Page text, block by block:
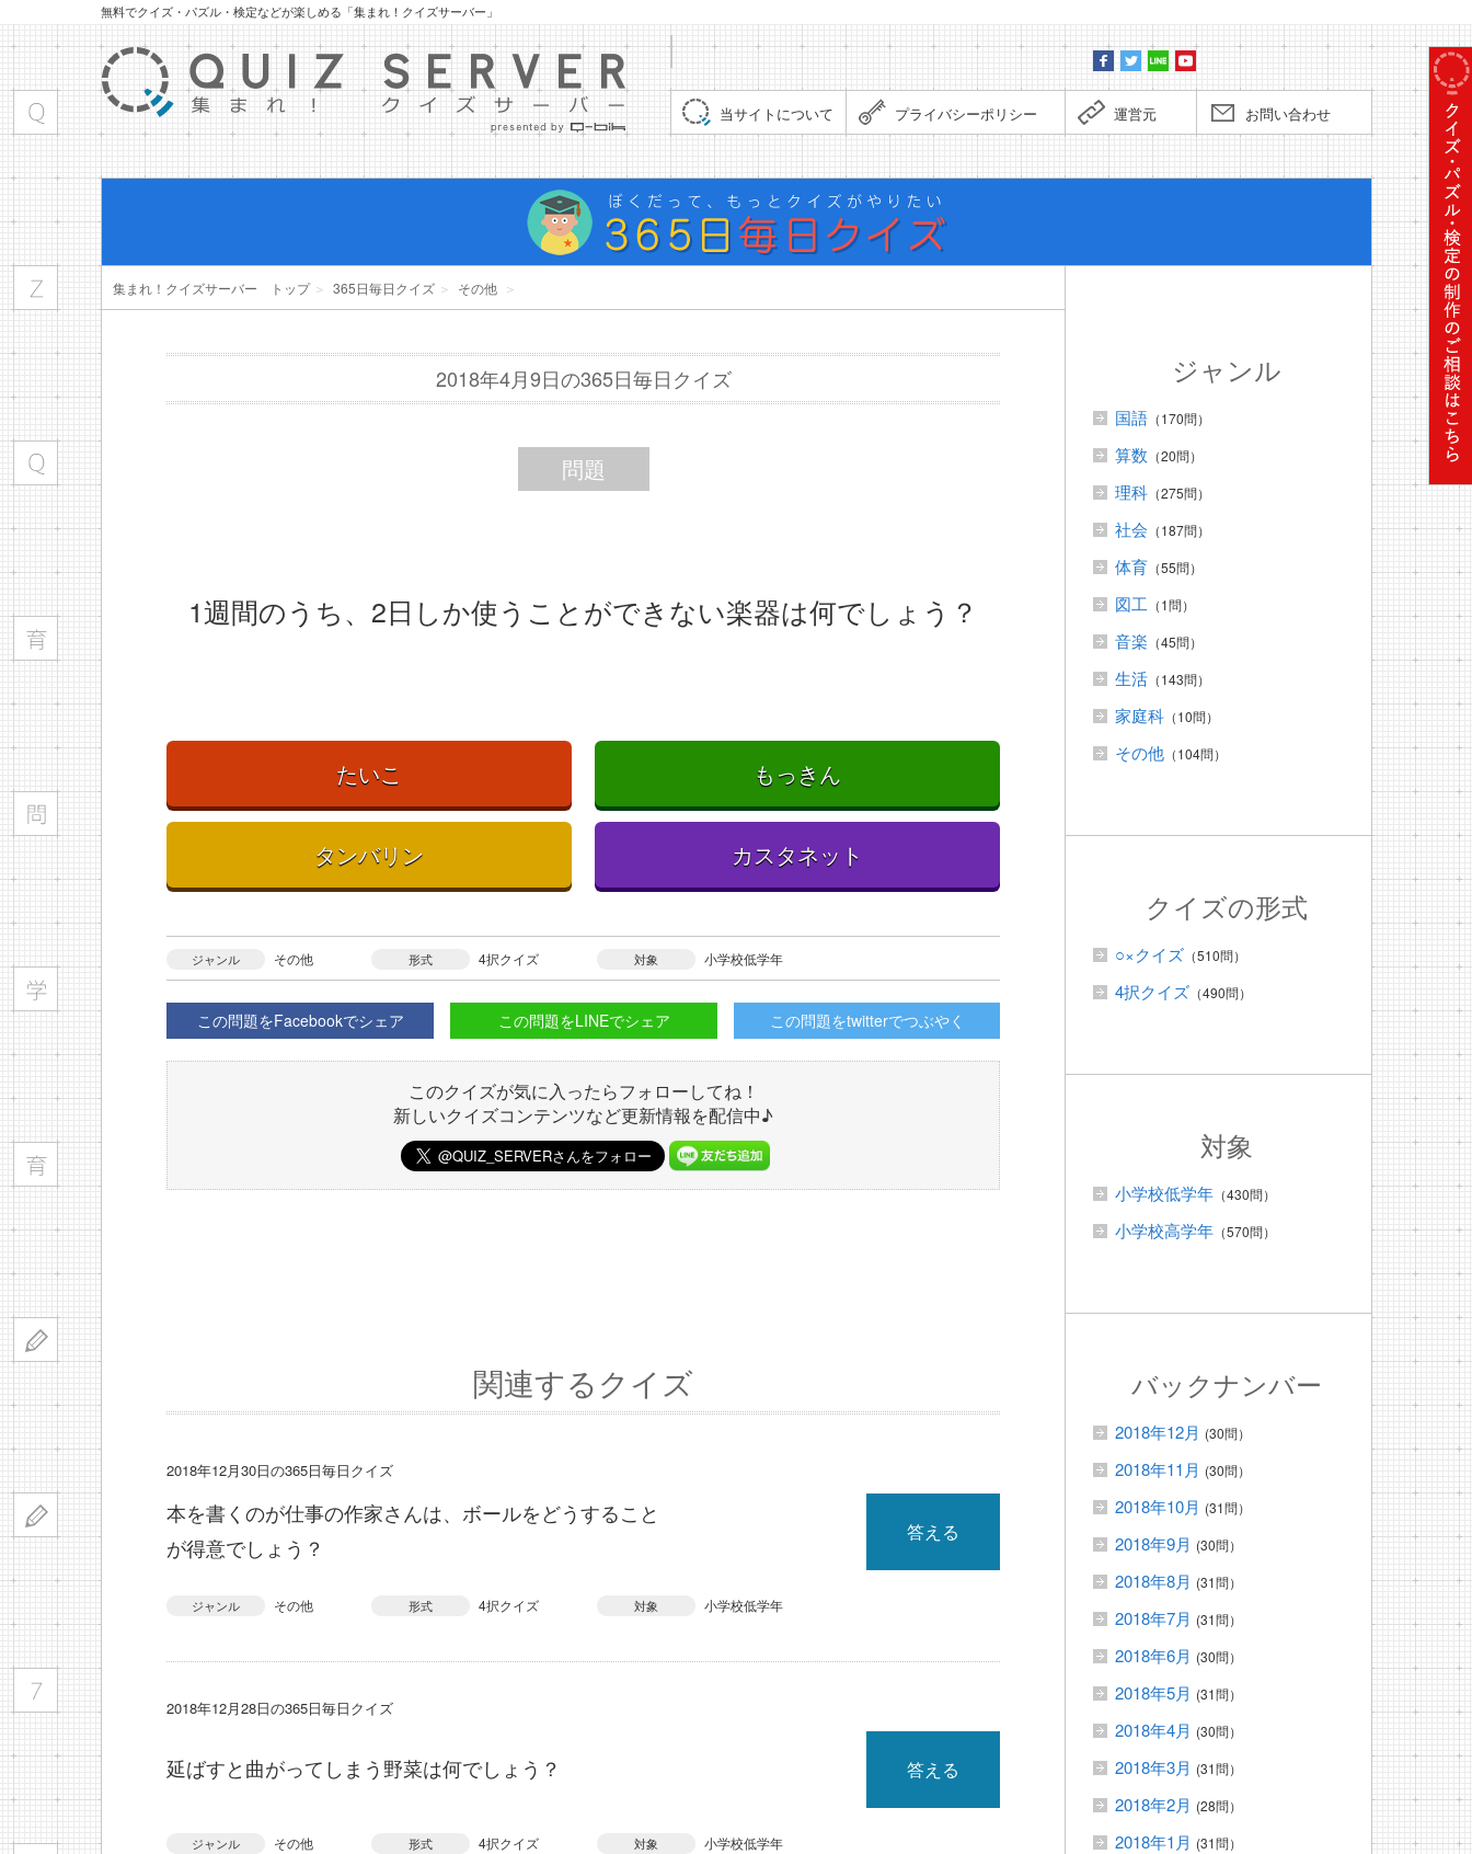
無料でクイズ・パズル・検定などが楽しめる「集まれ！クイズサーバー」
当サイトについて プライバシーポリシー 運営元 お問い合わせ
ぼくだ
集まれ！クイズサーバー トップ＞ 365日毎日クイズ ＞ その他 ＞
2018年4月9日の365日毎日クイズ
問題
1週間のうち、2日しか使うことができない楽器は何でしょう？
たいこ もっきん
タンバリン カスタネット
ジャンル その他 形式 4択クイズ 対象 小学校低学年
この問題をFacebookでシェア この問題をLINEでシェア この問題をtwitterでつぶやく
このクイズが気に入ったらフォローしてね！
新しいクイズコンテンツなど更新情報を配信中♪
関連するクイズ
2018年12月30日の365日毎日クイズ
本を書くのが仕事の作家さんは、ボールをどうすること
が得意でしょう？
答える
ジャンル その他 形式 4択クイズ 対象 小学校低学年
2018年12月28日の365日毎日クイズ
延ばすと曲がってしまう野菜は何でしょう？ 答える
ジャンル その他 形式 4択クイズ 対象 小学校低学年
ジャンル
国語 （170問）
算数 （20問）
理科 （275問）
社会 （187問）
体育 （55問）
図工 （1問）
音楽 （45問）
生活 （143問）
家庭科 （10問）
その他 （104問）
クイズの形式
○×クイズ （510問）
4択クイズ （490問）
対象
小学校低学年 （430問）
小学校高学年 （570問）
バックナンバー
2018年12月 (30問）
2018年11月 (30問）
2018年10月 (31問）
2018年9月 (30問）
2018年8月 (31問）
2018年7月 (31問）
2018年6月 (30問）
2018年5月 (31問）
2018年4月 (30問）
2018年3月 (31問）
2018年2月 (28問）
2018年1月 (31問）